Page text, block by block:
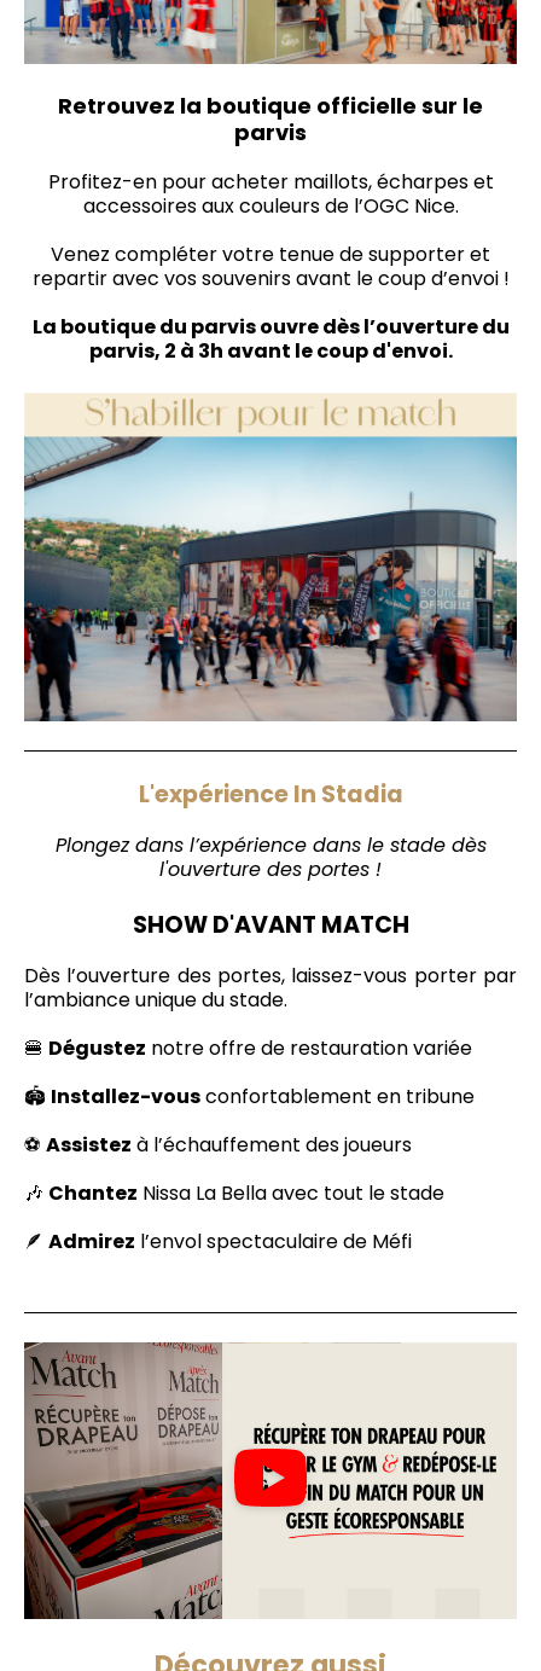
Retrouvez la boutique officielle sur le
parvis
Profitez-en pour acheter maillots, écharpes et
accessoires aux couleurs de l’OGC Nice.
Venez compléter votre tenue de supporter et
repartir avec vos souvenirs avant le coup d’envoi !
La boutique du parvis ouvre dès l’ouverture du
parvis, 2 à 3h avant le coup d'envoi.
L'expérience In Stadia
Plongez dans l’expérience dans le stade dès
l'ouverture des portes !
SHOW D'AVANT MATCH
Dès l’ouverture des portes, laissez-vous porter par
l’ambiance unique du stade.
🍔 Dégustez notre offre de restauration variée
🏟️ Installez-vousconfortablement en tribune
⚽ Assistez à l’échauffement des joueurs
🎶 Chantez Nissa La Bella avec tout le stade
🪶 Admirez l’envol spectaculaire de Méfi